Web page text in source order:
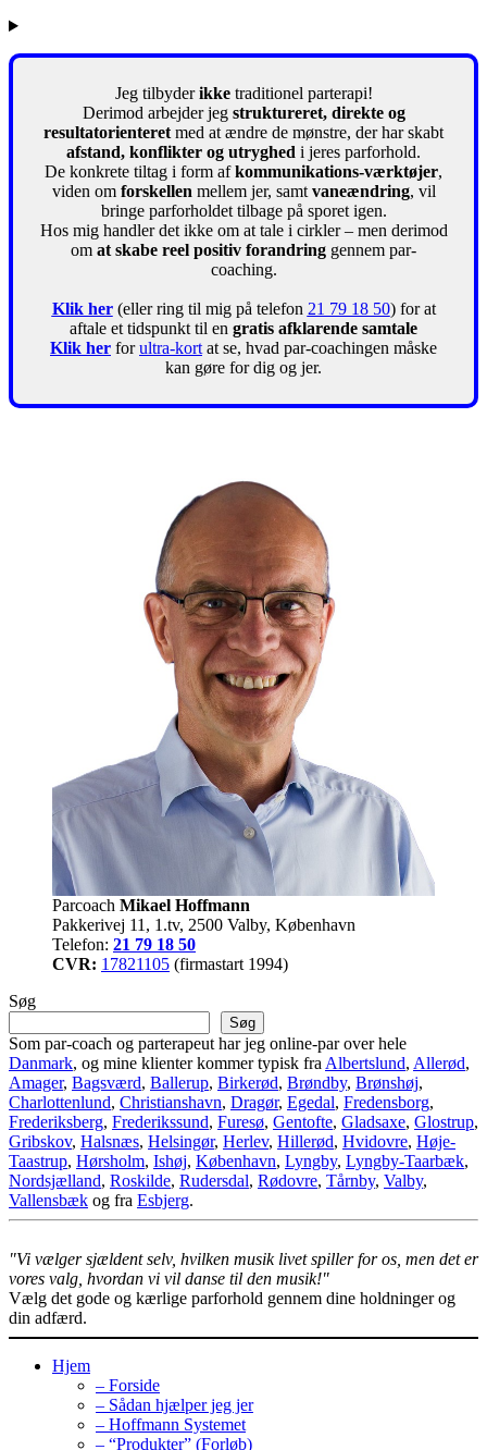
Jeg tilbyderikke traditionel parterapi!
Derimod arbejder jeg struktureret, direkte og
resultatorienteret med at ændre de mønstre, der har skabt
afstand, konflikter og utryghed i jeres parforhold.
De konkrete tiltag i form afkommunikations-værktøjer,
viden om forskellen mellem jer, samt vaneændring, vil
bringe parforholdet tilbage på sporet igen.
Hos mig handler det ikke om at tale i cirkler – men derimod
om at skabe reel positiv forandring gennem par-
coaching.
Klik her(eller ring til mig på telefon 21 79 18 50) for at
aftale et tidspunkt til en gratis afklarende samtale
Klik her forultra-kort at se, hvad par-coachingen måske
kan gøre for dig og jer.
Parcoach Mikael Hoffmann
Pakkerivej 11, 1.tv, 2500 Valby, København
Telefon: 21 79 18 50
CVR: 17821105 (firmastart 1994)
Søg
Søg
Som par-coach og parterapeut har jeg online-par over hele
Danmark, og mine klienter kommer typisk fra Albertslund, Allerød,
Amager, Bagsværd, Ballerup, Birkerød, Brøndby, Brønshøj,
Charlottenlund, Christianshavn, Dragør, Egedal, Fredensborg,
Frederiksberg, Frederikssund, Furesø, Gentofte, Gladsaxe, Glostrup,
Gribskov, Halsnæs, Helsingør, Herlev, Hillerød, Hvidovre, Høje-
Taastrup, Hørsholm, Ishøj, København, Lyngby, Lyngby-Taarbæk,
Nordsjælland, Roskilde, Rudersdal, Rødovre, Tårnby, Valby,
Vallensbæk og fra Esbjerg.
"Vi vælger sjældent selv, hvilken musik livet spiller for os, men det er
vores valg, hvordan vi vil danse til den musik!"
Vælg det gode og kærlige parforhold gennem dine holdninger og
din adfærd.
Hjem
– Forside
– Sådan hjælper jeg jer
– Hoffmann Systemet
– “Produkter” (Forløb)